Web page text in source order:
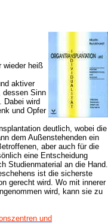
wieder heiß
aktiver
dessen Sinn
Dabei wird
und Opfer
deutlich, wobei die
dem Außenstehenden ein
aber auch für die
eine Entscheidung
Studienmaterial an die Hand.
ist die sicherste
gerecht wird. Wo mit innerer
wird, kann sie zu
und